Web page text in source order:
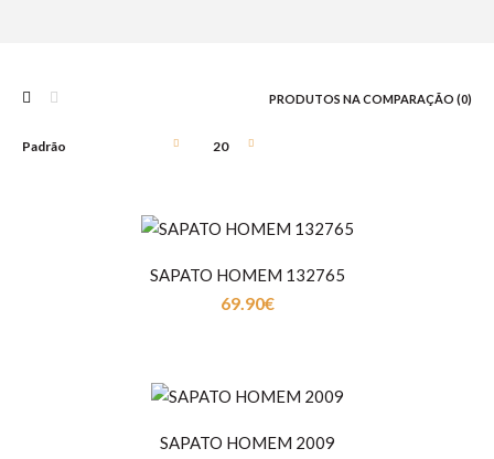
PRODUTOS NA COMPARAÇÃO (0)
SAPATO HOMEM 132765
69.90€
SAPATO HOMEM 2009